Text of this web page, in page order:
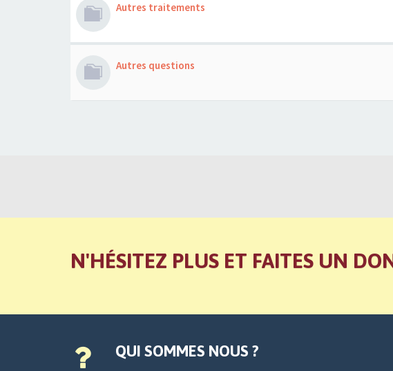
Autres traitements
Autres questions
N'HÉSITEZ PLUS ET FAITES UN
QUI SOMMES NOUS ?